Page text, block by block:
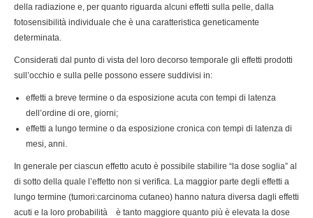
della radiazione e, per quanto riguarda alcuni effetti sulla pelle, dalla
fotosensibilità individuale che è una caratteristica geneticamente
determinata.
Considerati dal punto di vista del loro decorso temporale gli effetti prodotti
sull’occhio e sulla pelle possono essere suddivisi in:
effetti a breve termine o da esposizione acuta con tempi di latenza
dell’ordine di ore, giorni;
effetti a lungo termine o da esposizione cronica con tempi di latenza di
mesi, anni.
In generale per ciascun effetto acuto è possibile stabilire “la dose soglia” al
di sotto della quale l’effetto non si verifica. La maggior parte degli effetti a
lungo termine (tumori:carcinoma cutaneo) hanno natura diversa dagli effetti
acuti e la loro probabilità è tanto maggiore quanto più è elevata la dose